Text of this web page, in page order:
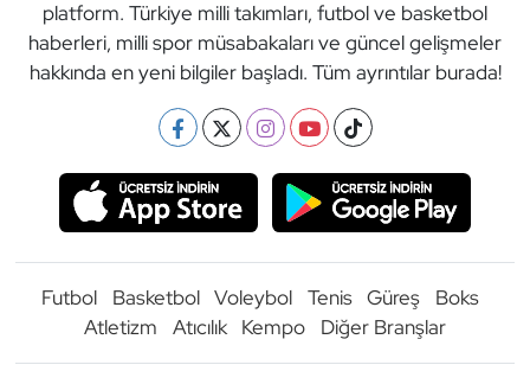
platform. Türkiye milli takımları, futbol ve basketbol
haberleri, milli spor müsabakaları ve güncel gelişmeler
hakkında en yeni bilgiler başladı. Tüm ayrıntılar burada!
Futbol Basketbol Voleybol Tenis Güreş
Boks
Atletizm
Atıcılık Kempo Diğer Branşlar